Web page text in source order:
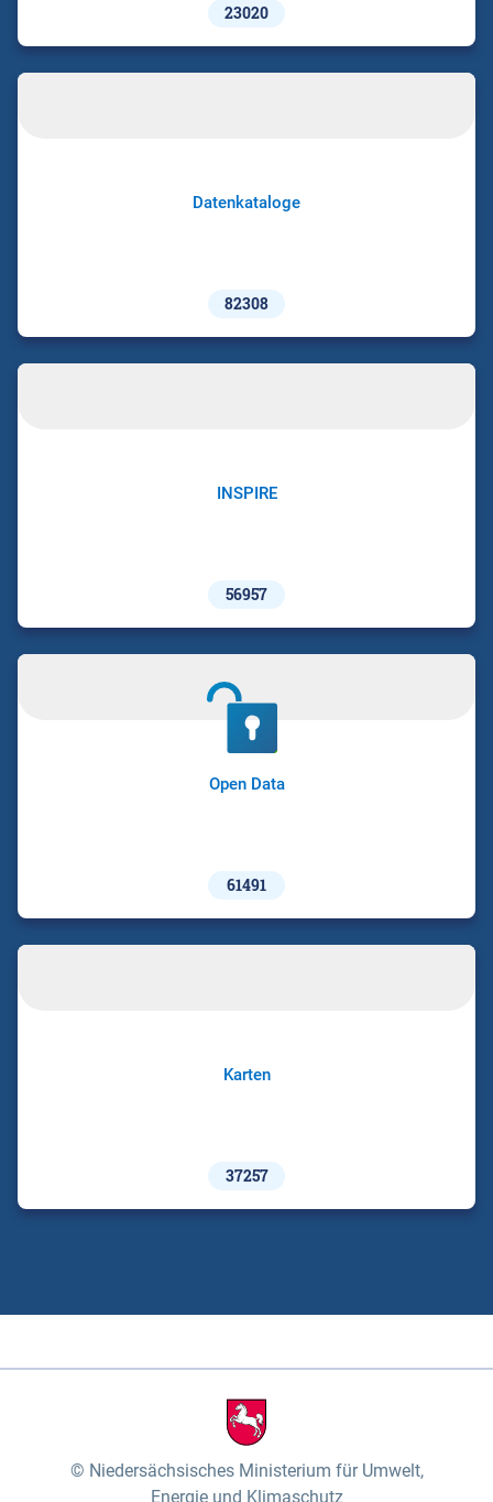
23020
Datenkataloge
82308
INSPIRE
56957
Open Data
61491
Karten
37257
Niedersächsisches Ministerium für Umwelt,
Energie und Klimaschutz